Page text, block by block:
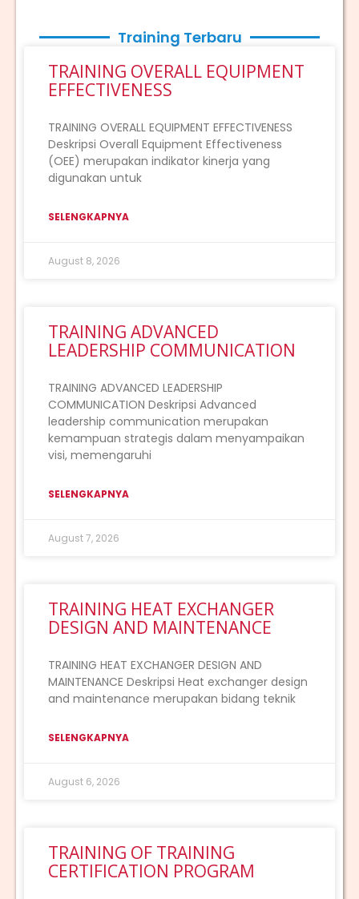
Training Terbaru
TRAINING OVERALL EQUIPMENT
EFFECTIVENESS
TRAINING OVERALL EQUIPMENT EFFECTIVENESS
Deskripsi Overall Equipment Effectiveness
(OEE) merupakan indikator kinerja yang
digunakan untuk
SELENGKAPNYA
August 8, 2026
TRAINING ADVANCED
LEADERSHIP COMMUNICATION
TRAINING ADVANCED LEADERSHIP
COMMUNICATION Deskripsi Advanced
leadership communication merupakan
kemampuan strategis dalam menyampaikan
visi, memengaruhi
SELENGKAPNYA
August 7, 2026
TRAINING HEAT EXCHANGER
DESIGN AND MAINTENANCE
TRAINING HEAT EXCHANGER DESIGN AND
MAINTENANCE Deskripsi Heat exchanger design
and maintenance merupakan bidang teknik
SELENGKAPNYA
August 6, 2026
TRAINING OF TRAINING
CERTIFICATION PROGRAM